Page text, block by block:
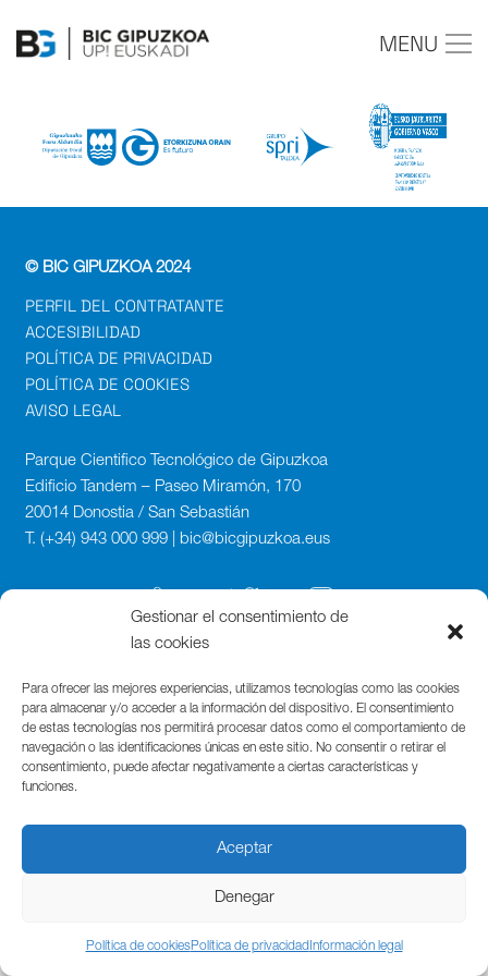
Gestionar el consentimiento de
las cookies
Para ofrecer las mejores experiencias, utilizamos tecnologías como las cookies
para almacenar y/o acceder a la información del dispositivo. El consentimiento
de estas tecnologías nos permitirá procesar datos como el comportamiento de
navegación o las identificaciones únicas en este sitio. No consentir o retirar el
consentimiento, puede afectar negativamente a ciertas características y
funciones.
Aceptar
Denegar
Política de cookiesPolítica de privacidad Información legal
MENU
© BIC GIPUZKOA 2024
PERFIL DEL CONTRATANTE
ACCESIBILIDAD
POLÍTICA DE PRIVACIDAD
POLÍTICA DE COOKIES
AVISO LEGAL
Parque Cientifico Tecnológico de Gipuzkoa
Edificio Tandem – Paseo Miramón, 170
20014 Donostia / San Sebastián
T. (+34) 943 000 999 | bic@bicgipuzkoa.eus